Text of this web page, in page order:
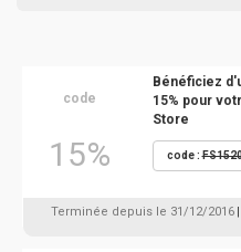
code
15%
Bénéficiez
15% pour
Store
code :
Terminée depuis le 31/12/2016